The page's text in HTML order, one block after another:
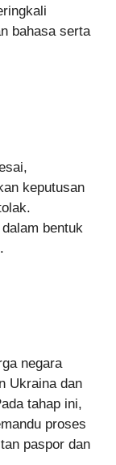
bahasa serta
keputusan
bentuk
negara
Ukraina dan
tahap ini,
proses
paspor dan